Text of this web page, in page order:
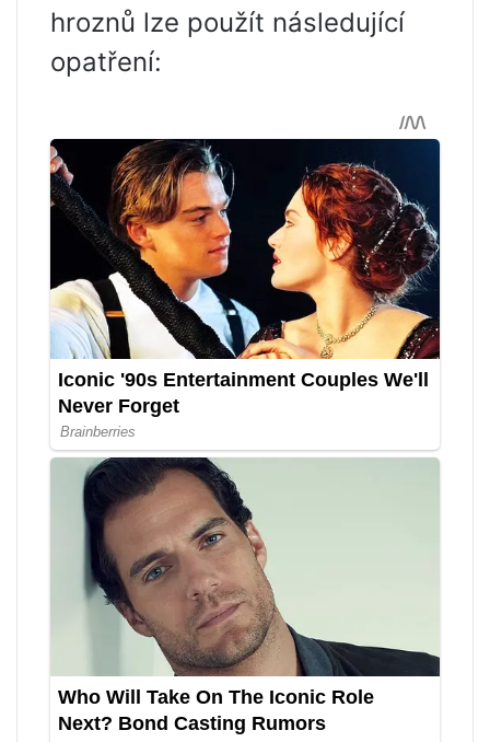
hroznů lze použít následující
opatření: